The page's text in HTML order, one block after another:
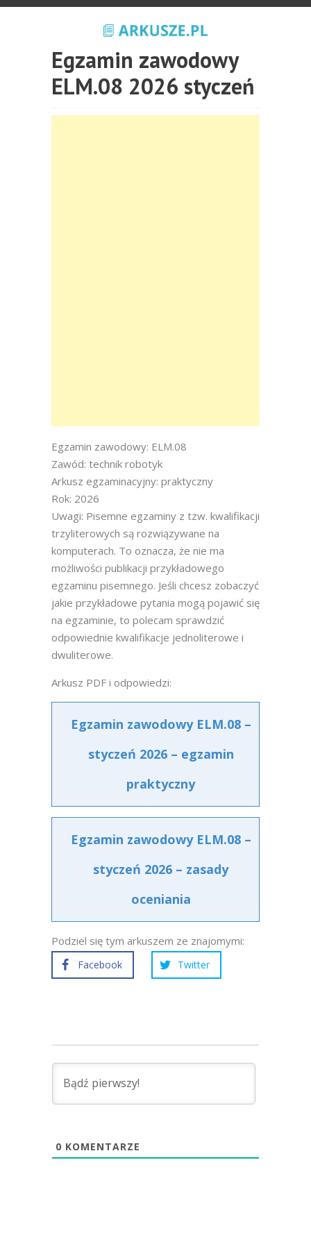
Egzamin zawodowy
ELM.08 2026 styczeń
Egzamin zawodowy: ELM.08
Zawód: technik robotyk
Arkusz egzaminacyjny: praktyczny
Rok: 2026
Uwagi: Pisemne egzaminy z tzw. kwalifikacji
trzyliterowych są rozwiązywane na
komputerach. To oznacza, że nie ma
możliwości publikacji przykładowego
egzaminu pisemnego. Jeśli chcesz zobaczyć
jakie przykładowe pytania mogą pojawić się
na egzaminie, to polecam sprawdzić
odpowiednie kwalifikacje jednoliterowe i
dwuliterowe.
Arkusz PDF i odpowiedzi:
Egzamin zawodowy ELM.08 –
styczeń 2026 – egzamin
praktyczny
Egzamin zawodowy ELM.08 –
styczeń 2026 – zasady
oceniania
Podziel się tym arkuszem ze znajomymi:
Facebook Twitter
0 KOMENTARZE